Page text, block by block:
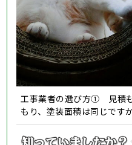
工事業者の選び方① 見積
もり、塗装面積は同じですか